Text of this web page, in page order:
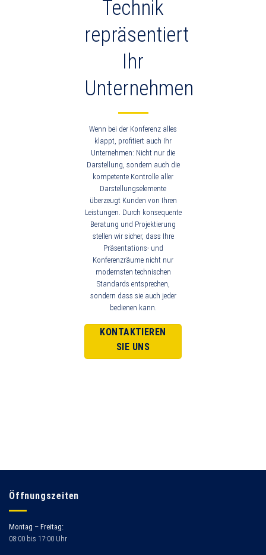
Technik
repräsentiert
Ihr
Unternehmen
Wenn bei der Konferenz alles
klappt, profitiert auch Ihr
Unternehmen: Nicht nur die
Darstellung, sondern auch die
kompetente Kontrolle aller
Darstellungselemente
überzeugt Kunden von Ihren
Leistungen. Durch konsequente
Beratung und Projektierung
stellen wir sicher, dass Ihre
Präsentations- und
Konferenzräume nicht nur
modernsten technischen
Standards entsprechen,
sondern dass sie auch jeder
bedienen kann.
KONTAKTIEREN
SIE UNS
Öffnungszeiten
Montag – Freitag:
08:00 bis 17:00 Uhr